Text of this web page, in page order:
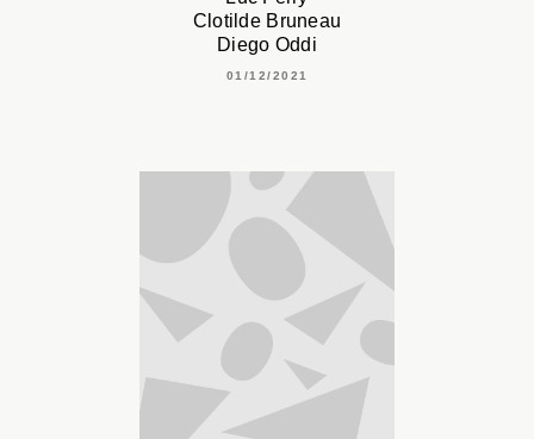
Clotilde Bruneau
Diego Oddi
01/12/2021